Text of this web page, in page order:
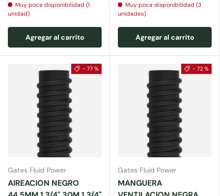
Muy poca disponibilidad (1
unidad)
Agregar al carrito
Muy poca disponibilidad (3
unidades)
Agregar al carrito
- 77 %
Gates Fluid Power
AIREACION NEGRO
- 72 %
Gates Fluid Power
MANGUERA